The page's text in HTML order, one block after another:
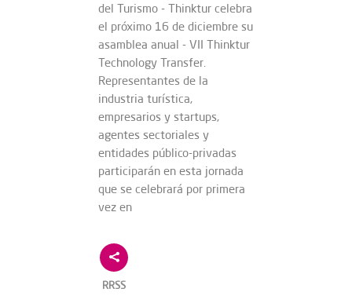
del Turismo - Thinktur celebra
el próximo 16 de diciembre su
asamblea anual - VII Thinktur
Technology Transfer.
Representantes de la
industria turística,
empresarios y startups,
agentes sectoriales y
entidades público-privadas
participarán en esta jornada
que se celebrará por primera
vez en
RRSS